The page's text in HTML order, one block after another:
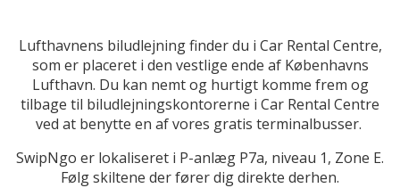
Lufthavnens biludlejning finder du i Car Rental Centre,
som er placeret i den vestlige ende af Københavns
Lufthavn. Du kan nemt og hurtigt komme frem og
tilbage til biludlejningskontorerne i Car Rental Centre
ved at benytte en af vores gratis terminalbusser.
SwipNgo er lokaliseret i P-anlæg P7a, niveau 1, Zone E.
Følg skiltene der fører dig direkte derhen.